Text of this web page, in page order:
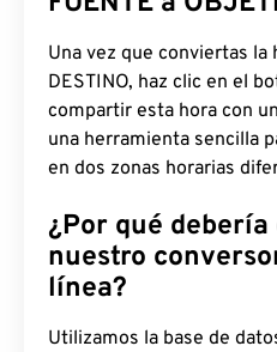
Una vez que conviertas la
DESTINO, haz clic en el
compartir esta hora con
una herramienta sencilla
en dos zonas horarias
¿Por qué
nuestro
línea?
Utilizamos la base de